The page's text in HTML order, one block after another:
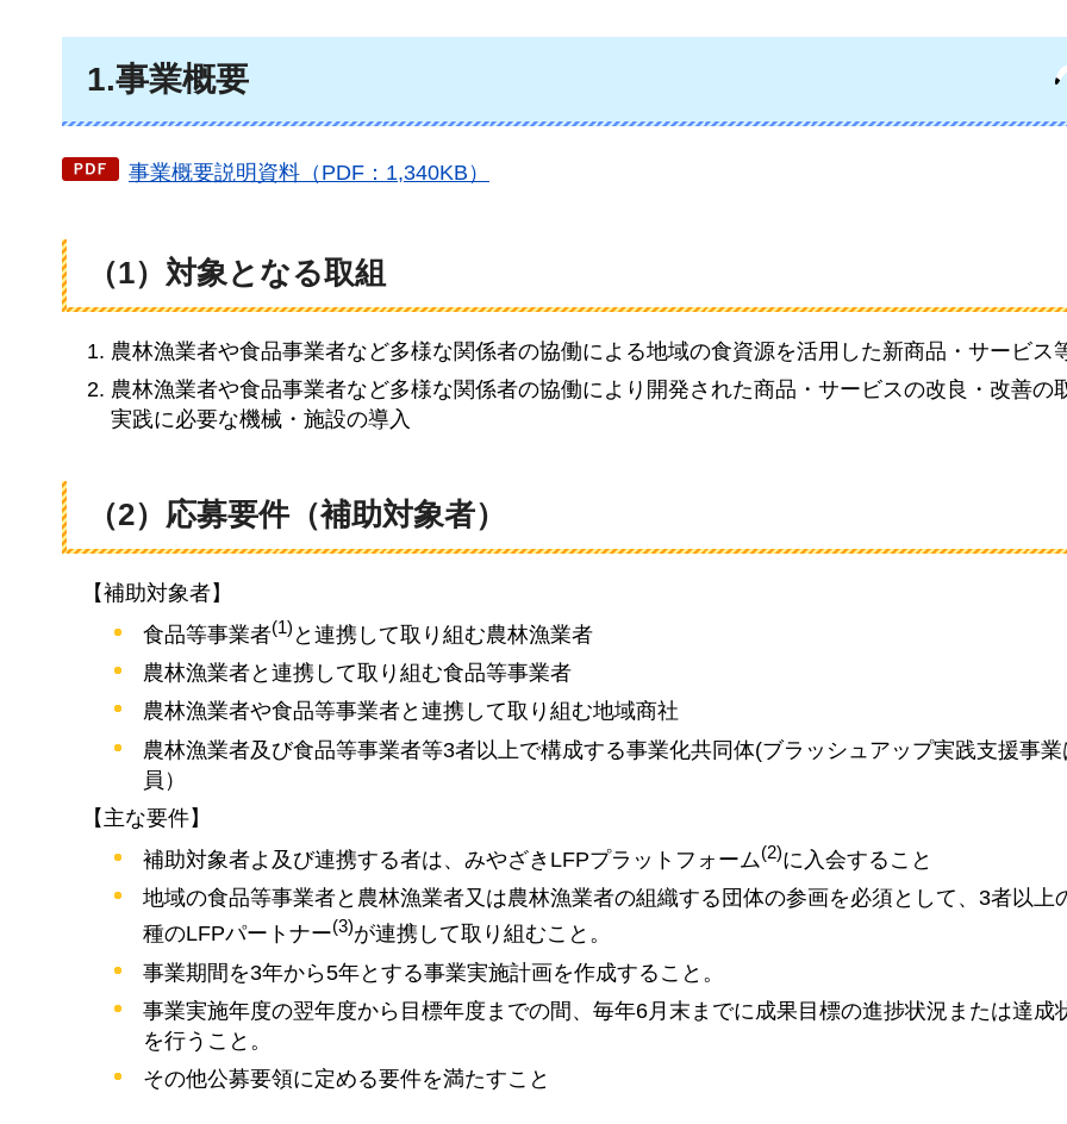
1.事業概要
事業概要説明資料（PDF：1,340KB）
（1）対象となる取組
農林漁業者や食品事業者など多様な関係者の協働による地域の食資源を活用した新商品・サービス
農林漁業者や食品事業者など多様な関係者の協働により開発された商品・サービスの改良・改善の
実践に必要な機械・施設の導入
（2）応募要件（補助対象者）
【補助対象者】
食品等事業者(1) と連携して取り組む農林漁業者
農林漁業者と連携して取り組む食品等事業者
農林漁業者や食品等事業者と連携して取り組む地域商社
農林漁業者及び食品等事業者等3者以上で構成する事業化共同体(ブラッシュアップ実践支援事
員）
【主な要件】
補助対象者よ及び連携する者は、みやざきLFPプラットフォーム(2)に入会すること
地域の食品等事業者と農林漁業者又は農林漁業者の組織する団体の参画を必須として、3者以上
種のLFPパートナー(3)が連携して取り組むこと。
事業期間を3年から5年とする事業実施計画を作成すること。
事業実施年度の翌年度から目標年度までの間、毎年6月末までに成果目標の進捗状況または達成
を行うこと。
その他公募要領に定める要件を満たすこと